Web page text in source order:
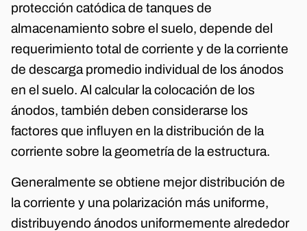
protección catódica de tanques de
almacenamiento sobre el suelo, depende del
requerimiento total de corriente y de la corriente
de descarga promedio individual de los ánodos
en el suelo. Al calcular la colocación de los
ánodos, también deben considerarse los
factores que influyen en la distribución de la
corriente sobre la geometría de la estructura.
Generalmente se obtiene mejor distribución de
la corriente y una polarización más uniforme,
distribuyendo ánodos uniformemente alrededor